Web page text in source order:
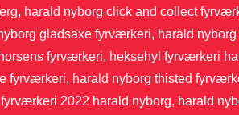
harald nyborg click and collect
gladsaxe fyrværkeri, harald
fyrværkeri, heksehyl fyrværkeri
fyrværkeri, harald nyborg thisted
2022 harald nyborg, harald